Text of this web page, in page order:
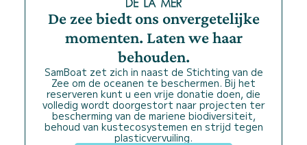
De zee biedt ons onvergetelijke
momenten. Laten we haar
behouden.
SamBoat zet zich in naast de Stichting van de
Zee om de oceanen te beschermen. Bij het
reserveren kunt u een vrije donatie doen, die
volledig wordt doorgestort naar projecten ter
bescherming van de mariene biodiversiteit,
behoud van kustecosystemen en strijd tegen
plasticvervuiling.